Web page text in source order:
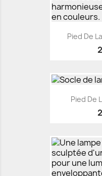
Pied De
Pied De